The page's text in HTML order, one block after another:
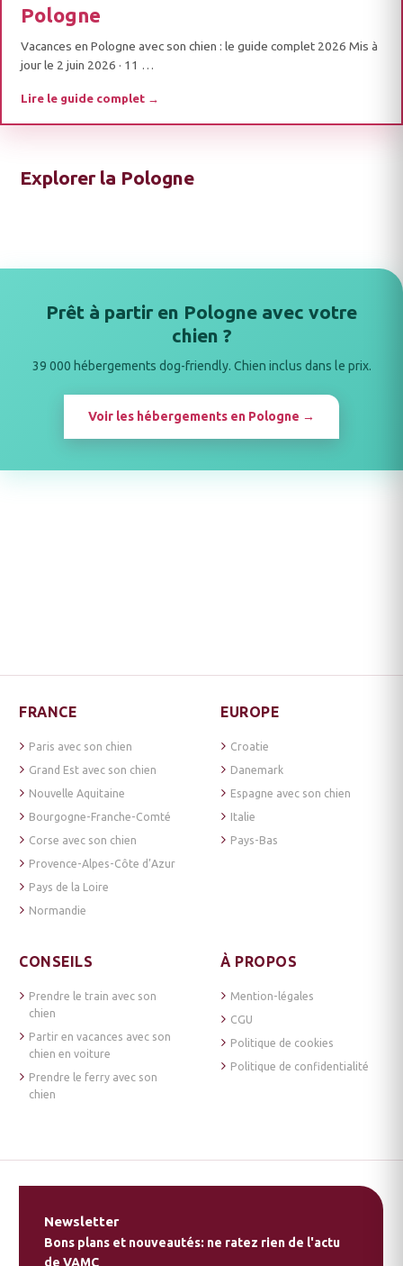
Pologne
Vacances en Pologne avec son chien : le guide complet 2026 Mis à
jour le 2 juin 2026 · 11 …
Lire le guide complet →
Explorer la Pologne
Prêt à partir en Pologne avec votre
chien ?
39 000 hébergements dog-friendly. Chien inclus dans le prix.
Voir les hébergements en Pologne →
FRANCE
Paris avec son chien
Grand Est avec son chien
Nouvelle Aquitaine
Bourgogne-Franche-Comté
Corse avec son chien
Provence-Alpes-Côte d’Azur
Pays de la Loire
Normandie
EUROPE
Croatie
Danemark
Espagne avec son chien
Italie
Pays-Bas
CONSEILS
Prendre le train avec son
chien
Partir en vacances avec son
chien en voiture
Prendre le ferry avec son
chien
À PROPOS
Mention-légales
CGU
Politique de cookies
Politique de confidentialité
Newsletter
Bons plans et nouveautés: ne ratez rien de l'actu
de VAMC